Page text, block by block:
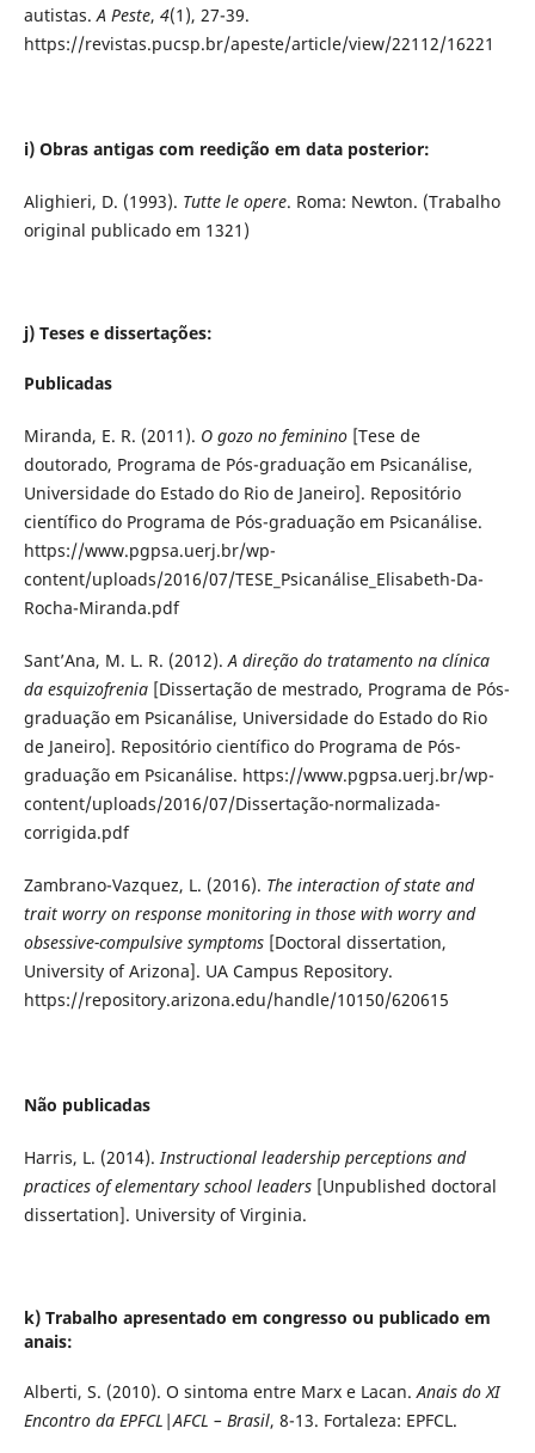
autistas.A Peste, 4(1), 27-39.
https://revistas.pucsp.br/apeste/article/view/22112/16221
i) Obras antigas com reedição em data posterior:
Alighieri, D. (1993). Tutte le opere. Roma: Newton. (Trabalho
original publicado em 1321)
j) Teses e dissertações:
Publicadas
Miranda, E. R. (2011). O gozo no feminino[Tese de
doutorado, Programa de Pós-graduação em Psicanálise,
Universidade do Estado do Rio de Janeiro]. Repositório
científico do Programa de Pós-graduação em Psicanálise.
https://www.pgpsa.uerj.br/wp-
content/uploads/2016/07/TESE_Psicanálise_Elisabeth-Da-
Rocha-Miranda.pdf
Sant’Ana, M. L. R. (2012).A direção do tratamento na clínica
da esquizofrenia[Dissertação de mestrado, Programa de Pós-
graduação em Psicanálise, Universidade do Estado do Rio
de Janeiro]. Repositório científico do Programa de Pós-
graduação em Psicanálise. https://www.pgpsa.uerj.br/wp-
content/uploads/2016/07/Dissertação-normalizada-
corrigida.pdf
Zambrano-Vazquez, L. (2016). The interaction of state and
trait worry on response monitoring in those with worry and
obsessive-compulsive symptoms[Doctoral dissertation,
University of Arizona]. UA Campus Repository.
https://repository.arizona.edu/handle/10150/620615
Não publicadas
Harris, L. (2014).Instructional leadership perceptions and
practices of elementary school leaders [Unpublished doctoral
dissertation]. University of Virginia.
k) Trabalho apresentado em congresso ou publicado em
anais:
Alberti, S. (2010). O sintoma entre Marx e Lacan.Anais do XI
Encontro da EPFCL|AFCL – Brasil, 8-13. Fortaleza: EPFCL.